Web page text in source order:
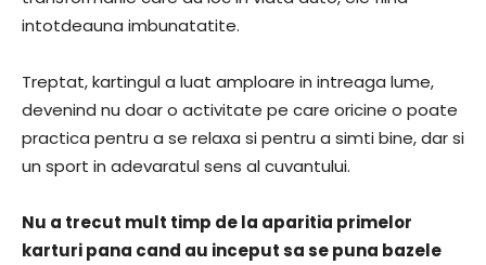
intotdeauna imbunatatite.
Treptat, kartingul a luat amploare in intreaga lume,
devenind nu doar o activitate pe care oricine o poate
practica pentru a se relaxa si pentru a simti bine, dar si
un sport in adevaratul sens al cuvantului.
Nu a trecut mult timp de la aparitia primelor
karturi pana cand au inceput sa se puna bazele